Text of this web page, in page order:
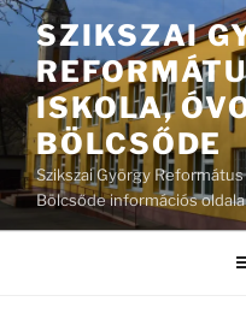
Tartalomhoz
SZIKSZAI
ISKOLA,
BÖLCSŐDE
Szikszai György
Bölcsőde információs oldala